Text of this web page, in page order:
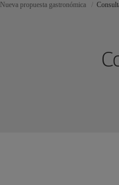
Nueva propuesta gastronómica